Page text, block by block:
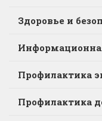
Здоровье и
Профилактика
Профилактика